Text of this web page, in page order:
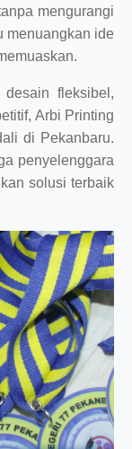
mengurangi
menuangkan ide
fleksibel,
Arbi Printing
di Pekanbaru.
penyelenggara
solusi terbaik